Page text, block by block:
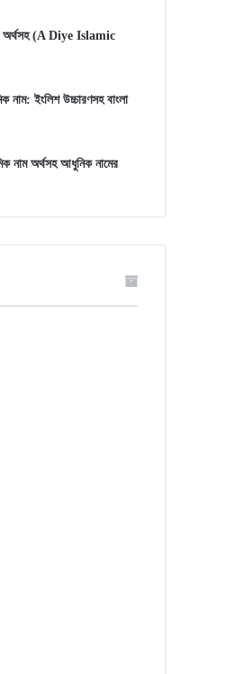
অর্থসহ (A Diye Islamic
নাম: ইংলিশ উচ্চারণসহ বাংলা
নাম অর্থসহ আধুনিক নামের